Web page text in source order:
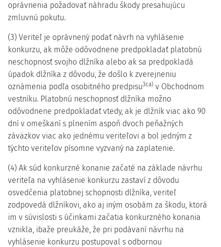
oprávnenia požadovať náhradu škody presahujúcu
zmluvnú pokutu.
(3) Veriteľ je oprávnený podať návrh na vyhlásenie
konkurzu, ak môže odôvodnene predpokladať platobnú
neschopnosť svojho dlžníka alebo ak sa predpokladá
úpadok dlžníka z dôvodu, že došlo k zverejneniu
oznámenia podľa osobitného predpisu3ca) v Obchodnom
vestníku. Platobnú neschopnosť dlžníka možno
odôvodnene predpokladať vtedy, ak je dlžník viac ako 90
dní v omeškaní s plnením aspoň dvoch peňažných
záväzkov viac ako jednému veriteľovi a bol jedným z
týchto veriteľov písomne vyzvaný na zaplatenie.
(4) Ak súd konkurzné konanie začaté na základe návrhu
veriteľa na vyhlásenie konkurzu zastaví z dôvodu
osvedčenia platobnej schopnosti dlžníka, veriteľ
zodpovedá dlžníkovi, ako aj iným osobám za škodu, ktorá
im v súvislosti s účinkami začatia konkurzného konania
vznikla, ibaže preukáže, že pri podávaní návrhu na
vyhlásenie konkurzu postupoval s odbornou